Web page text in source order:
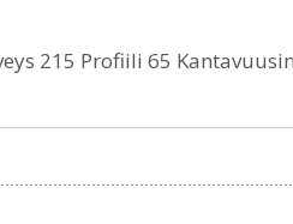
215 Profiili 65